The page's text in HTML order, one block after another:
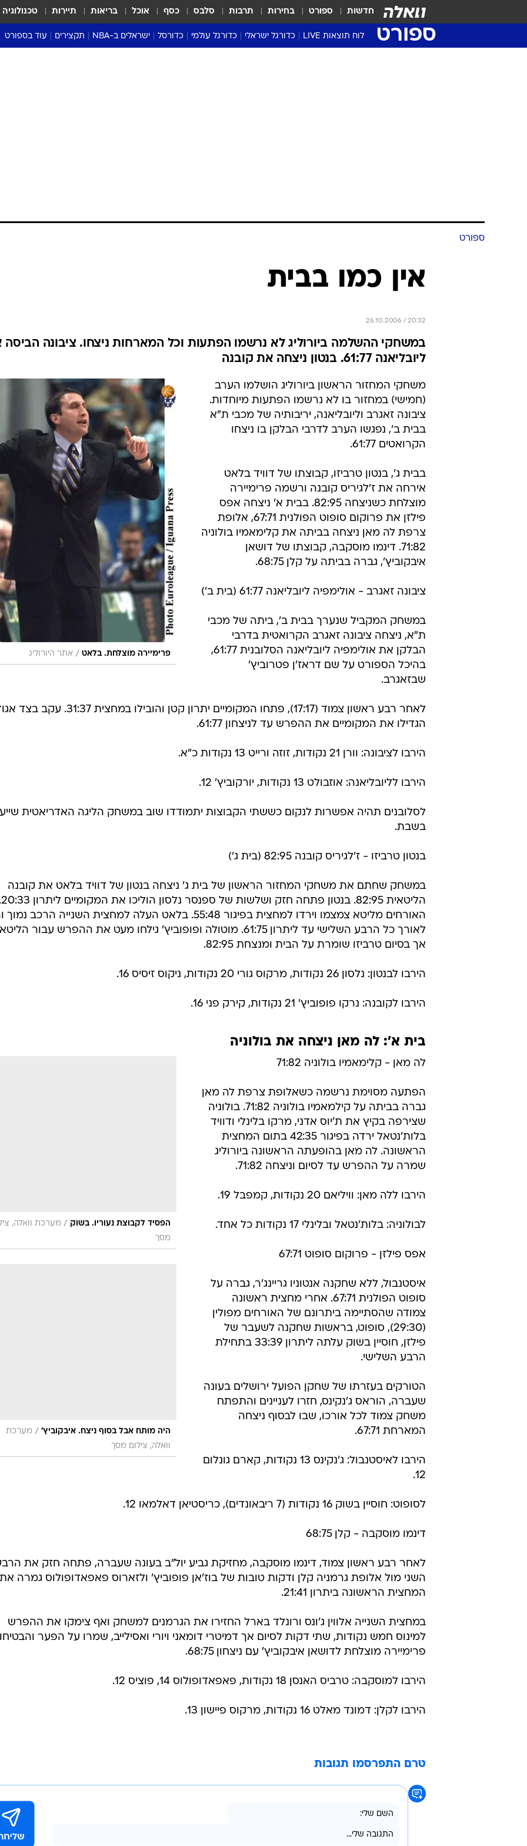
חדשות ספורט בחירות תרבות סלבס כסף אוכל בריאות תיירות טכנולוגיה
ספורט לוח תוצאות LIVE כדורגל ישראלי כדורגל עולמי כדורסל ישראלים ב-NBA תקצירים עוד בספורט
כתבו לנו
ספורט
אין כמו בבית
26.10.2006 / 20:32
במשחקי ההשלמה ביורוליג לא נרשמו הפתעות וכל המארחות ניצחו. ציבונה
ליובליאנה 61:77. בנטון ניצחה את קובנה
פרימיירה מוצלחת. בלאט / אתר היורוליג
משחקי המחזור הראשון ביורוליג הושלמו הערב
(חמישי) במחזור בו לא נרשמו הפתעות מיוחדות.
ציבונה זאגרב וליובליאנה, יריבותיה של מכבי ת"א
בבית ב', נפגשו הערב לדרבי הבלקן בו ניצחו
הקרואטים 61:77.
בבית ג', בנטון טרביזו, קבוצתו של דוויד בלאט
אירחה את ז'לגיריס קובנה ורשמה פרימיירה
מוצלחת כשניצחה 82:95. בבית א' ניצחה אפס
פילזן את פרוקום סופוט הפולנית 67:71, אלופת
צרפת לה מאן ניצחה בביתה את קלימאמיו בולוניה
71:82. דינמו מוסקבה, קבוצתו של דושאן
איבקוביץ', גברה בביתה על קלן 68:75.
ציבונה זאגרב - אולימפיה ליובליאנה 61:77 (בית ב')
במשחק המקביל שנערך בבית ב', ביתה של מכבי
ת"א, ניצחה ציבונה זאגרב הקרואטית בדרבי
הבלקן את אולימפיה ליובליאנה הסלובנית 61:77,
בהיכל הספורט על שם דראז'ן פטרוביץ'
שבזאגרב.
לאחר רבע ראשון צמוד (17:17), פתחו המקומיים יתרון קטן והובילו במחצית
הגדילו את המקומיים את ההפרש עד לניצחון 61:77.
הירבו לציבונה: וורן 21 נקודות, זוזה ורייט 13 נקודות כ"א.
הירבו לליובליאנה: אוזבולט 13 נקודות, יורקוביץ' 12.
לסלובנים תהיה אפשרות לנקום כששתי הקבוצות יתמודדו שוב במשחק הליגה האדריאטית
בשבת.
בנטון טרביזו - ז'לגיריס קובנה 82:95 (בית ג')
במשחק שחתם את משחקי המחזור הראשון של בית ג' ניצחה בנטון של דוויד בלאט את קובנה
הליטאית 82:95. בנטון פתחה חזק
האורחים מליטא צמצמו וירדו למחצית בפיגור 55:48. בלאט העלה למחצית השנייה הרכב
לאורך כל הרבע השלישי עד ליתרון 61:75. מוטולה ופופוביץ' גילחו מעט את ההפרש עבור
אך בסיום טרביזו שומרת על הבית ומנצחת 82:95.
הירבו לבנטון: נלסון 26 נקודות, מרקוס גורי 20 נקודות, ניקוס זיסיס 16.
הירבו לקובנה: נרקו פופוביץ' 21 נקודות, קירק פני 16.
בית א': לה מאן ניצחה את בולוניה
הפסיד לקבוצת נעוריו. בשוק / מערכת וואלה,
מסך
היה מותח אבל בסוף ניצח. איבקוביץ' / מערכת
וואלה, צילום מסך
לה מאן - קלימאמיו בולוניה 71:82
הפתעה מסוימת נרשמה כשאלופת צרפת לה מאן
גברה בביתה על קילמאמיו בולוניה 71:82. בולוניה
שצירפה בקיץ את ת'יוס אדני, מרקו בלינלי ודוויד
בלות'נטאל ירדה בפיגור 42:35 בתום המחצית
הראשונה. לה מאן בהופעתה הראשונה ביורוליג
שמרה על ההפרש עד לסיום וניצחה 71:82.
הירבו ללה מאן: וויליאם 20 נקודות, קמפבל 19.
לבולוניה: בלות'נטאל ובלינלי 17 נקודות כל אחד.
אפס פילזן - פרוקום סופוט 67:71
איסטנבול, ללא שחקנה אנטוניו גריינג'ר, גברה על
סופוט הפולנית 67:71. אחרי מחצית ראשונה
צמודה שהסתיימה ביתרונם של האורחים מפולין
(29:30), סופוט, בראשות שחקנה לשעבר של
פילזן, חוסיין בשוק עלתה ליתרון 33:39 בתחילת
הרבע השלישי.
הטורקים בעזרתו של שחקן הפועל ירושלים בעונה
שעברה, הוראס ג'נקינס, חזרו לעניינים והתפתח
משחק צמוד לכל אורכו, שבו לבסוף ניצחה
המארחת 67:71.
הירבו לאיסטנבול: ג'נקינס 13 נקודות, קארם גונלום
12.
לסופוט: חוסיין בשוק 16 נקודות (7 ריבאונדים), כריסטיאן דאלמאו 12.
דינמו מוסקבה - קלן 68:75
לאחר רבע ראשון צמוד, דינמו מוסקבה, מחזיקת גביע יול"ב בעונה שעברה, פתחה חזק את
השני מול אלופת גרמניה קלן ודקות טובות של בוז'אן פופוביץ' ולזארוס פאפאדופולוס גמרה את
המחצית הראשונה ביתרון 21:41.
במחצית השנייה אלווין ג'ונס ורונלד בארל החזירו את הגרמנים למשחק ואף צימקו את ההפרש
למינוס חמש נקודות, שתי דקות לסיום אך דמיטרי דומאני ויורי ואסילייב, שמרו על הפער והבטיחו
פרימיירה מוצלחת לדושאן איבקוביץ' עם ניצחון 68:75.
הירבו למוסקבה: טרביס האנסן 18 נקודות, פאפאדופולוס 14, פוציס 12.
הירבו לקלן: דמונד מאלט 16 נקודות, מרקוס פיישון 13.
טרם התפרסמו תגובות